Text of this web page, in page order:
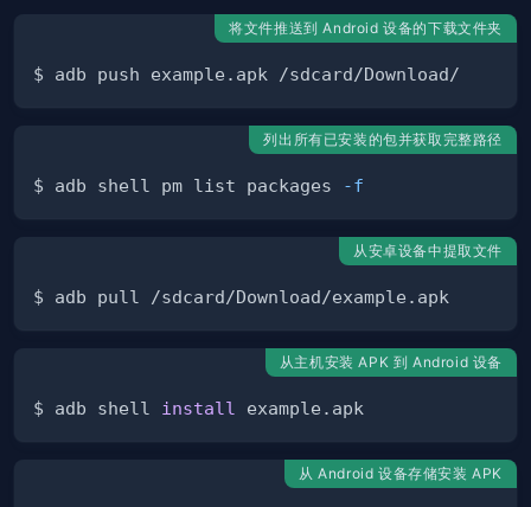
将文件推送到 Android 设备的下载文件夹
列出所有已安装的包并获取完整路径
$ adb shell pm list packages -f
从安卓设备中提取文件
从主机安装 APK 到 Android 设备
$ adb shell install
从 Android 设备存储安装 APK